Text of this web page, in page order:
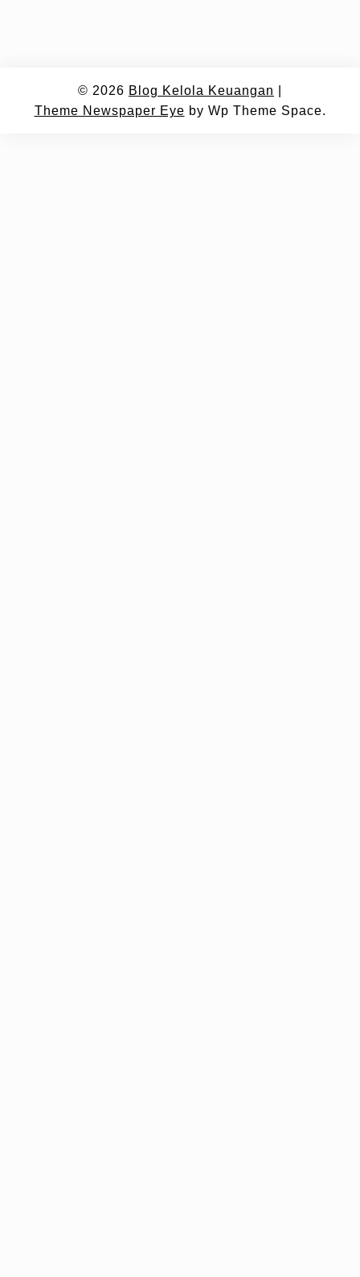
© 2026 Blog Kelola Keuangan
Theme Newspaper Eye by Wp Theme Space.